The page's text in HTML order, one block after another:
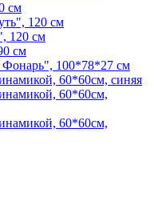
см
120 см
120 см
см
Фонарь", 100*78*27 см
60*60см, синяя
60*60см,
60*60см,